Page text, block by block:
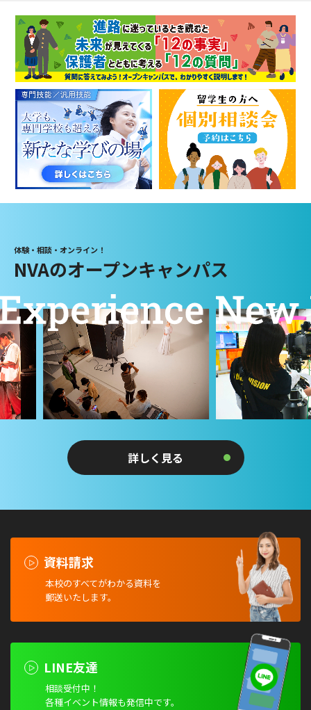
体験・相談・オンライン！
NVAのオープンキャンパス
詳しく見る
資料請求
本校のすべてがわかる資料を
郵送いたします。
LINE友達
相談受付中！
各種イベント情報も発信中です。